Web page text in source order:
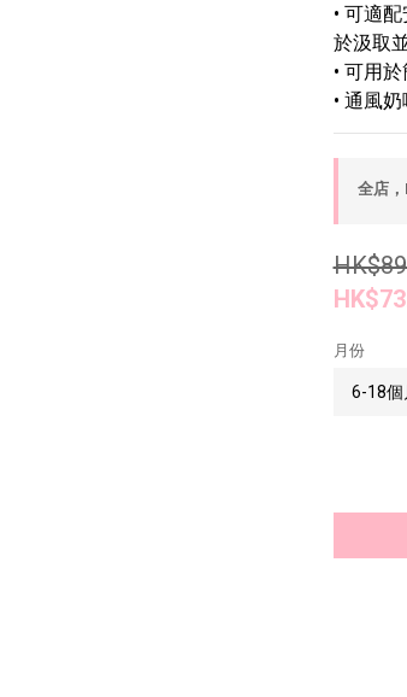
• 可適
於汲取
• 可用
• 通風
全店
月份